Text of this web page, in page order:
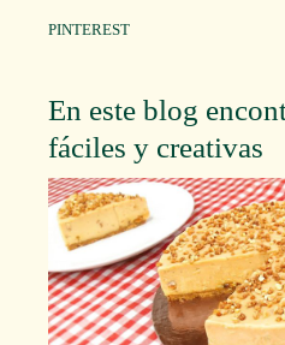
PINTEREST
En este blog
fáciles y creativas